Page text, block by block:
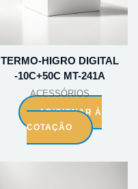
TERMO-HIGRO DIGITAL
-10C+50C MT-241A
ACESSÓRIOS
ADICIONAR À
COTAÇÃO